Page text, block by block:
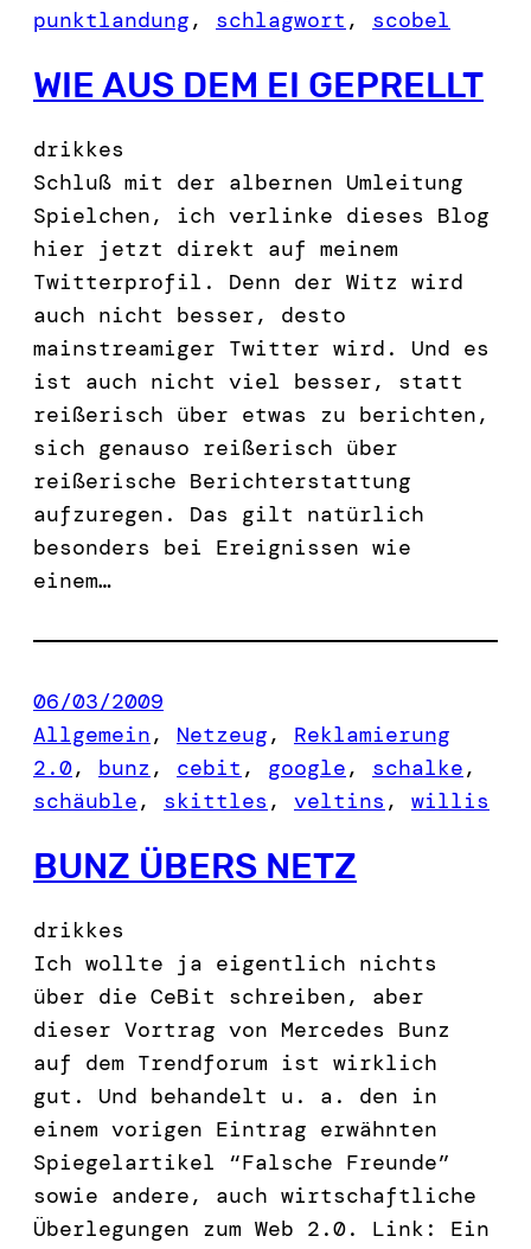
punktlandung, schlagwort , scobel
WIE AUS DEM EI GEPRELLT
drikkes
Schluß mit der albernen Umleitung
Spielchen, ich verlinke dieses Blog
hier jetzt direkt auf meinem
Twitterprofil. Denn der Witz wird
auch nicht besser, desto
mainstreamiger Twitter wird. Und es
ist auch nicht viel besser, statt
reißerisch über etwas zu berichten,
sich genauso reißerisch über
reißerische Berichterstattung
aufzuregen. Das gilt natürlich
besonders bei Ereignissen wie
einem…
06/03/2009
Allgemein, Netzeug, Reklamierung
2.0, bunz , cebit , google, schalke
schäuble, skittles , veltins , willis
BUNZ ÜBERS NETZ
drikkes
Ich wollte ja eigentlich nichts
über die CeBit schreiben, aber
dieser Vortrag von Mercedes Bunz
auf dem Trendforum ist wirklich
gut. Und behandelt u. a. den in
einem vorigen Eintrag erwähnten
Spiegelartikel “Falsche Freunde”
sowie andere, auch wirtschaftliche
Überlegungen zum Web 2.0. Link: Ein